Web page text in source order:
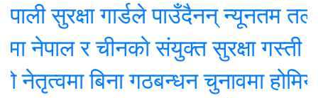
सुरक्षा गार्डले पाउँदैनन् न्यूनतम तलब !
र चीनकाे संयुक्त सुरक्षा गस्ती
बिना गठबन्धन चुनावमा होमियो